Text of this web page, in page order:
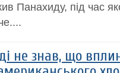
Панахиду, під час
не знав, що